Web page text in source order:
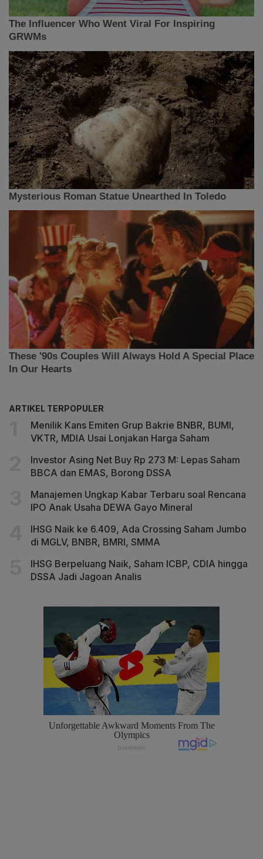
ARTIKEL TERPOPULER
Menilik Kans Emiten Grup Bakrie BNBR, BUMI,
VKTR, MDIA Usai Lonjakan Harga Saham
Investor Asing Net Buy Rp 273 M: Lepas Saham
BBCA dan EMAS, Borong DSSA
Manajemen Ungkap Kabar Terbaru soal Rencana
IPO Anak Usaha DEWA Gayo Mineral
IHSG Naik ke 6.409, Ada Crossing Saham Jumbo
di MGLV, BNBR, BMRI, SMMA
IHSG Berpeluang Naik, Saham ICBP, CDIA hingga
DSSA Jadi Jagoan Analis